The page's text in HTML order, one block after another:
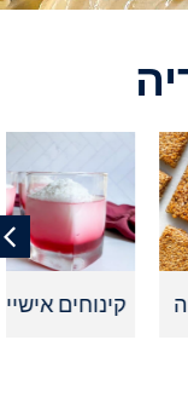
קינוחים אישיים